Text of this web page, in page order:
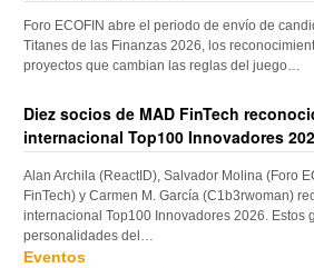
Foro ECOFIN abre el periodo de envío de
Titanes de las Finanzas 2026, los
proyectos que cambian las reglas del juego…
Diez socios de MAD FinTech
internacional Top100 Innovadores
Alan Archila (ReactID), Salvador Molina (Foro
FinTech) y Carmen M. García (C1b3rwoman)
internacional Top100 Innovadores 2026. Estos
personalidades del…
Eventos